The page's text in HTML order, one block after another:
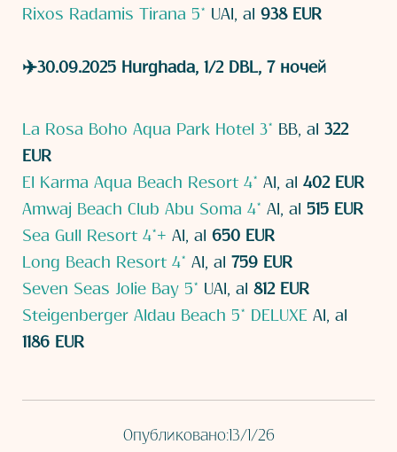
Rixos Radamis Tirana 5* UAI, al 938 EUR
✈️30.09.2025 Hurghada, 1/2 DBL, 7 ночей
La Rosa Boho Aqua Park Hotel 3* BB, al 322
EUR
El Karma Aqua Beach Resort 4* AI, al 402 EUR
Amwaj Beach Club Abu Soma 4* AI, al 515 EUR
Sea Gull Resort 4*+ AI, al 650 EUR
Long Beach Resort 4* AI, al 759 EUR
Seven Seas Jolie Bay 5* UAI, al 812 EUR
Steigenberger Aldau Beach 5* DELUXE AI, al
1186 EUR
Опубликовано:13/1/26